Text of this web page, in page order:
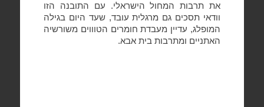
את תרבות המחול הישראלי. עם התובנה הזו
וודאי תסכים גם מרגלית עובד, שעד היום בגילה
המופלג, עדיין מעבדת חומרים הטוווים משורשיה
האתניים ומתרבות בית אבא.